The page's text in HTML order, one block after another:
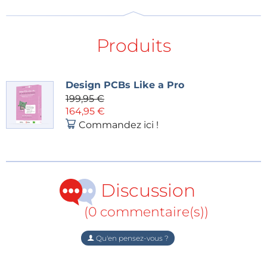
Comment publier, enseigner et commercialiser
l’équipe éditoriale Elektor
Invité spécial :
Elektor durant l’événement. Ils partageront leurs
impressions sur l’Elektor Live! Expert Day, et certains
pourraient même présenter quelque chose de
Alerte cadeau !
Produits
Design PCBs Like a Pro
199,95 €
164,95 €
Commandez ici !
Discussion
(0 commentaire(s))
Qu'en pensez-vous ?